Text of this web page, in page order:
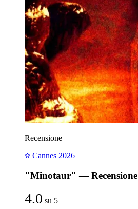
Recensione
Cannes 2026
"Minotaur" — Recensione
4.0 su 5